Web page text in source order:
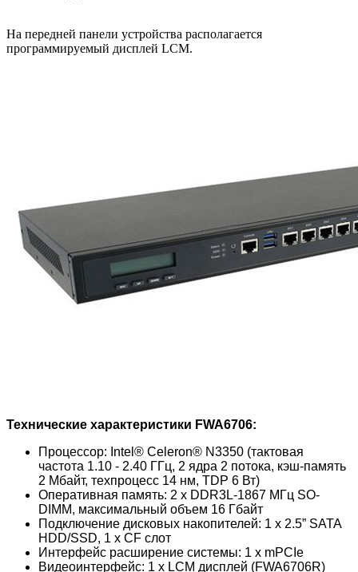
На передней панели устройства располагается
программируемый дисплей LCM.
Технические характеристики FWA6706:
Процессор: Intel® Celeron® N3350 (тактовая
частота 1.10 - 2.40 ГГц, 2 ядра 2 потока, кэш-память
2 Мбайт, техпроцесс 14 нм, TDP 6 Вт)
Оперативная память: 2 х DDR3L-1867 МГц SO-
DIMM, максимальный объем 16 Гбайт
Подключение дисковых накопителей: 1 x 2.5” SATA
HDD/SSD, 1 х CF слот
Интерфейс расширение системы: 1 х mPCIe
Видеоинтерфейс: 1 x LCM дисплей (FWA6706R)